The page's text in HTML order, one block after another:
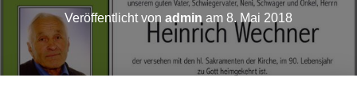
T
U
Veröffentlicht von admin am 8. Mai 2018